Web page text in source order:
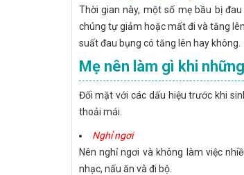
Thời gian này, một số mẹ bầu bị
chúng tự giảm hoặc mất đi và tăng
suất đau bụng có tăng lên hay không.
Mẹ nên làm gì khi
Đối mặt với các dấu hiệu trước khi
thoải mái.
Nghỉ ngơi
Nên nghỉ ngơi và không làm việc
nhạc, nấu ăn và đi bộ.